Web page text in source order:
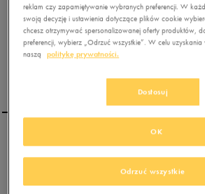
CONVERSE ARIZONA
RACER
reklam czy zapamiętywanie wybranych preferencji. W
swoją decyzję i ustawienia dotyczące plików cookie
chcesz otrzymywać spersonalizowanej oferty produktów,
preferencji, wybierz „Odrzuć wszystkie”. W celu
naszą
politykę prywatności.
Dostosuj
Odrzuć wszystkie
OK